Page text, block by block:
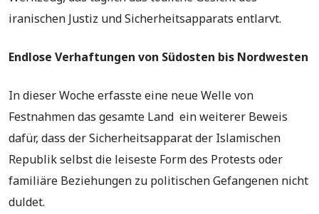
iranischen Justiz und Sicherheitsapparats entlarvt.
Endlose Verhaftungen von Südosten bis Nordwesten
In dieser Woche erfasste eine neue Welle von
Festnahmen das gesamte Land ein weiterer Beweis
dafür, dass der Sicherheitsapparat der Islamischen
Republik selbst die leiseste Form des Protests oder
familiäre Beziehungen zu politischen Gefangenen nicht
duldet.